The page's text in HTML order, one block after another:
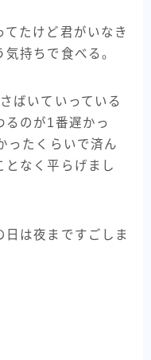
たけど君がいなき
持ちで食べる。
ばいていっている
るのが1番遅かっ
ったくらいで済ん
となく平らげまし
は夜まですごしま